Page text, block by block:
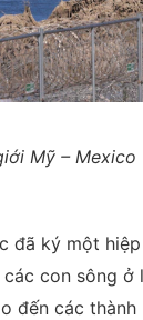
Mỹ –
đã ký một
con sông ở
đến các